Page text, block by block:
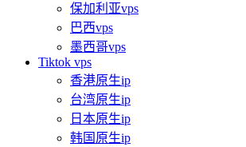
保加利亚vps
巴西vps
墨西哥vps
Tiktok vps
香港原生ip
台湾原生ip
日本原生ip
韩国原生ip